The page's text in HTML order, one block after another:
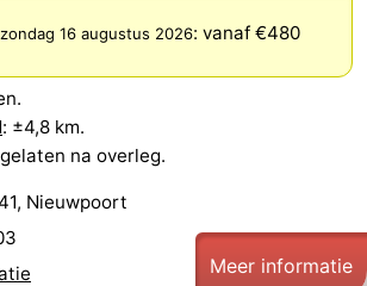
zondag 16 augustus 2026: vanaf €480
: ±4,8 km.
na overleg.
Nieuwpoort
Meer informatie